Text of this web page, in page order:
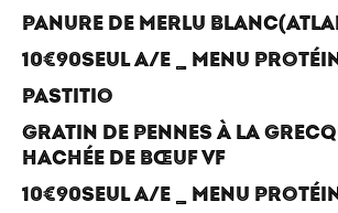
RESTAURANTS & TARIFS
PANURE DE MERLU
10€90SEUL A/E _ MENU
PASTITIO
GRATIN DE PENNES À LA
HACHÉE DE BŒUF VF
10€90SEUL A/E _ MENU